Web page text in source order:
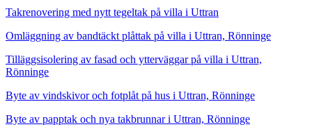
Takrenovering med nytt tegeltak på villa i Uttran
Omläggning av bandtäckt plåttak på villa i Uttran, Rönninge
Tilläggsisolering av fasad och ytterväggar på villa i Uttran,
Rönninge
Byte av vindskivor och fotplåt på hus i Uttran, Rönninge
Byte av papptak och nya takbrunnar i Uttran, Rönninge